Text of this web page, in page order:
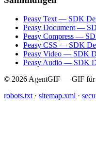
Peasy Text — SDK
Peasy Document —
Peasy Compress —
Peasy CSS — SDK
Peasy Video — SDK
Peasy Audio — SDK
© 2026 AgentGIF — GIF für
robots.txt · sitemap.xml ·